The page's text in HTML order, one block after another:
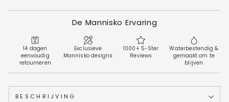
De Mannisko Ervaring
14 dagen
eenvoudig
retourneren
Exclusieve
Mannisko designs
1000+ 5-Ster
Reviews
Waterbestendig &
gemaakt om te
blijven
BESCHRIJVING